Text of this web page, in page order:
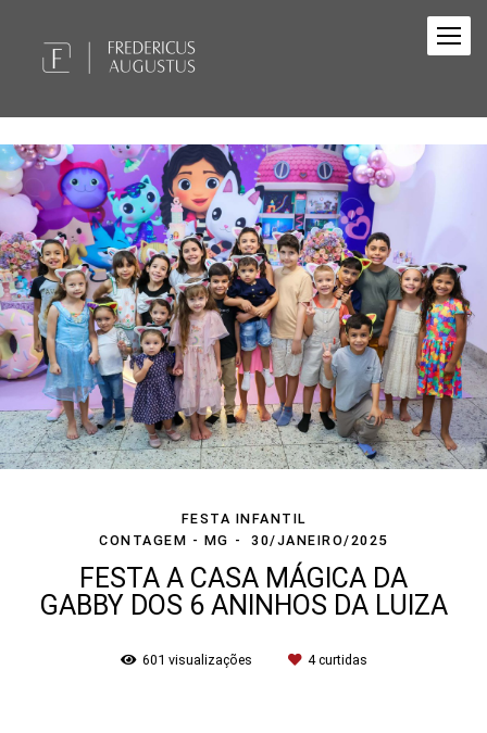
FESTA INFANTIL
CONTAGEM - MG
30/JANEIRO/2025
FESTA A CASA MÁGICA DA
GABBY DOS 6 ANINHOS DA LUIZA
601 visualizações 4curtidas